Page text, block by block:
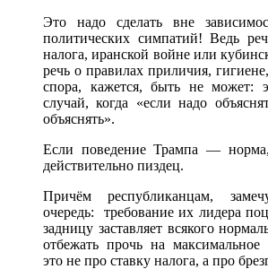
Это надо сделать вне
политических симпатий! Ведь
налога, иранской войне или
речь о правилах приличия,
спора, кажется, быть не может:
случай, когда «если надо
объяснять».
Если поведение Трампа —
действительно пиздец.
Причём республиканцам,
очередь: требование их лидера
задницу заставляет всякого
отбежать прочь на максимальное
это не про ставку налога, а про